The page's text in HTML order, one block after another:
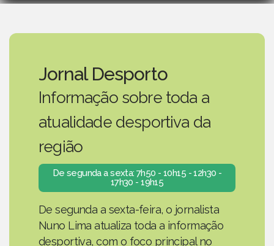
Jornal Desporto
Informação sobre toda a
atualidade desportiva da
região
De segunda a sexta: 7h50 - 10h15 - 12h30 -
17h30 - 19h15
De segunda a sexta-feira, o jornalista
Nuno Lima atualiza toda a informação
desportiva, com o foco principal no